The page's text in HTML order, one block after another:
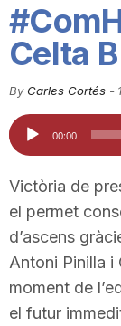
C
i
u
t
Celta
By Carles Cortés -
Reproductor
d'àudio
00:00
Victòria de
el permet
d’ascens
Antoni Pinilla i
moment de
el futur